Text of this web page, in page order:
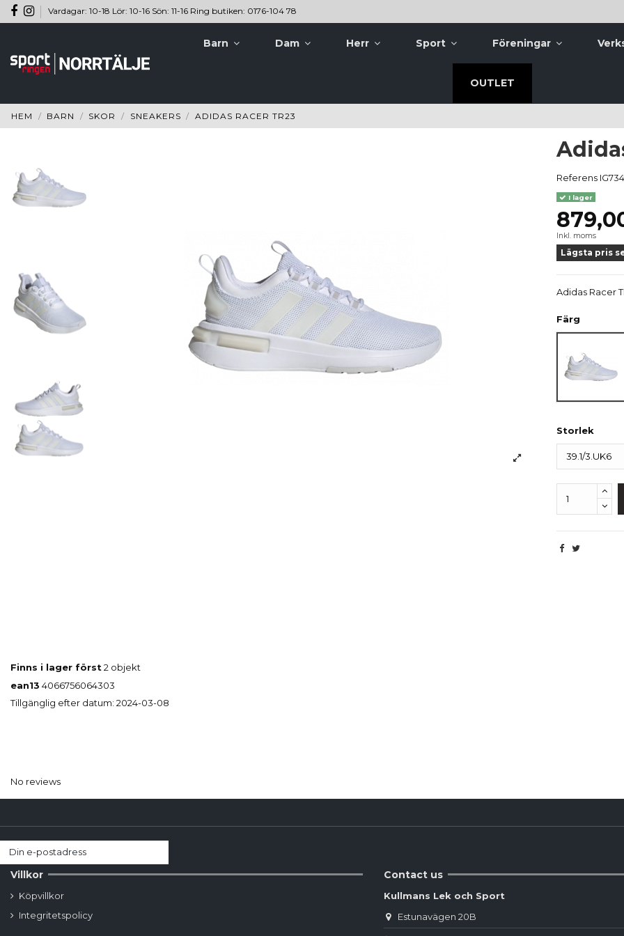
Vardagar: 10-18 Lör: 10-16 Sön: 11-16 Ring butiken: 0176-104 78
Barn Dam Herr Sport Föreningar
OUTLET
HEM BARN SKOR SNEAKERS ADIDAS RACER TR23
Referens
I lager
Inkl. moms
Lägsta pris
Adidas Racer
Färg
Storlek
Finns i lager först2 objekt
ean13 4066756064303
Tillgänglig efter datum: 2024-03-08
No reviews
Villkor
Köpvillkor
Integritetspolicy
Contact us
Kullmans Lek och Sport
Estunavägen 20B